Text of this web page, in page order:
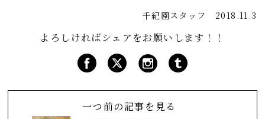
千紀園スタッフ 2018.11.3
よろしければシェアをお願いします！！
一つ前の記事を見る